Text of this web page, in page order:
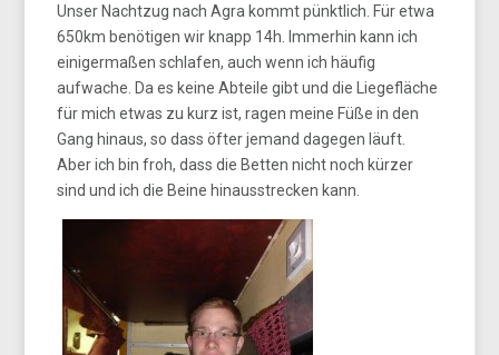
Unser Nachtzug nach Agra kommt pünktlich. Für etwa
650km benötigen wir knapp 14h. Immerhin kann ich
einigermaßen schlafen, auch wenn ich häufig
aufwache. Da es keine Abteile gibt und die Liegefläche
für mich etwas zu kurz ist, ragen meine Füße in den
Gang hinaus, so dass öfter jemand dagegen läuft.
Aber ich bin froh, dass die Betten nicht noch kürzer
sind und ich die Beine hinausstrecken kann.